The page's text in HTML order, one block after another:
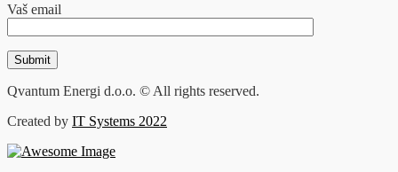
Vaš email
Qvantum Energi d.o.o. © All rights reserved.
Created by IT Systems 2022